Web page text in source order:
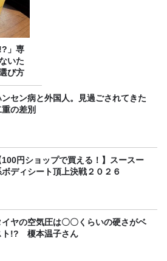
」専
いた
び方
ンセン病と外国人。見過ごされてきた
重の差別
100円ショップで買える！】スースー
ボディシート頂上決戦２０２６
イヤの空気圧は〇〇くらいの硬さがベ
ト!? 榎本温子さん